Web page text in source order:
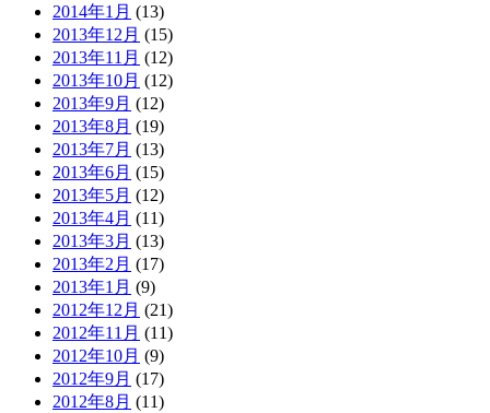
2014年1月 (13)
2013年12月 (15)
2013年11月 (12)
2013年10月 (12)
2013年9月 (12)
2013年8月 (19)
2013年7月 (13)
2013年6月 (15)
2013年5月 (12)
2013年4月 (11)
2013年3月 (13)
2013年2月 (17)
2013年1月 (9)
2012年12月 (21)
2012年11月 (11)
2012年10月 (9)
2012年9月 (17)
2012年8月 (11)